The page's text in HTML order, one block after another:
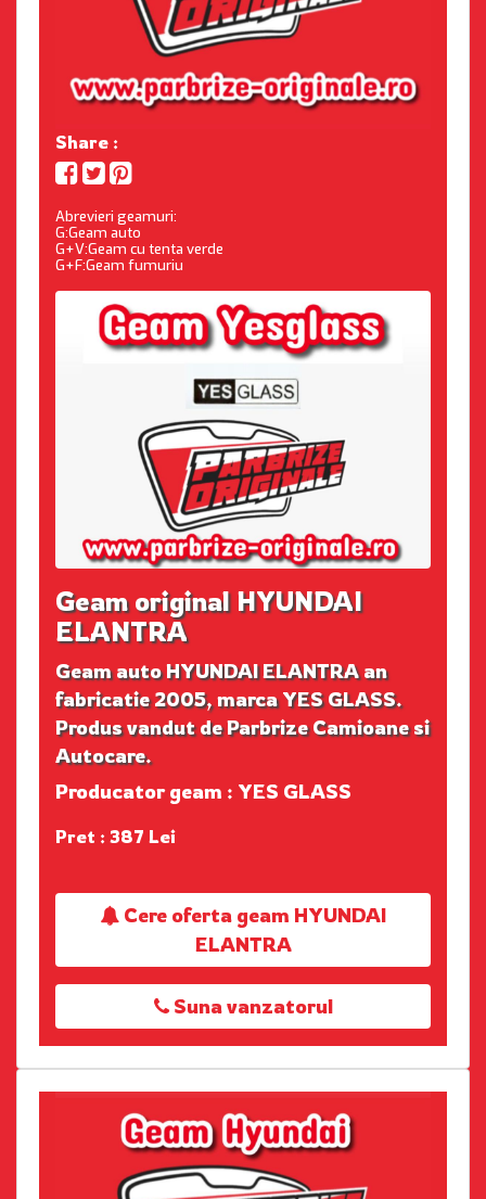
Share :
Abrevieri geamuri:
G:Geam auto
G+V:Geam cu tenta verde
G+F:Geam fumuriu
Geam original HYUNDAI
ELANTRA
Geam auto HYUNDAI ELANTRA an
fabricatie 2005, marca YES GLASS.
Produs vandut de Parbrize Camioane si
Autocare.
Producator geam : YES GLASS
Pret : 387 Lei
Cere oferta geam HYUNDAI
ELANTRA
Suna vanzatorul